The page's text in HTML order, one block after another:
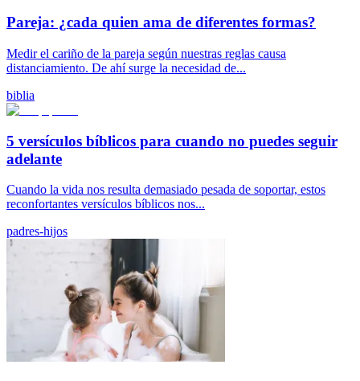
Pareja: ¿cada quien ama de diferentes formas?
Medir el cariño de la pareja según nuestras reglas causa
distanciamiento. De ahí surge la necesidad de...
biblia
5 versículos bíblicos para cuando no puedes seguir
adelante
Cuando la vida nos resulta demasiado pesada de soportar, estos
reconfortantes versículos bíblicos nos...
padres-hijos